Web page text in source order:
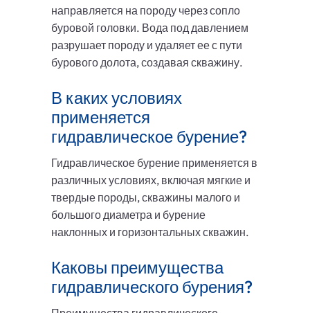
направляется на породу через сопло
буровой головки. Вода под давлением
разрушает породу и удаляет ее с пути
бурового долота, создавая скважину.
В каких условиях
применяется
гидравлическое бурение?
Гидравлическое бурение применяется в
различных условиях, включая мягкие и
твердые породы, скважины малого и
большого диаметра и бурение
наклонных и горизонтальных скважин.
Каковы преимущества
гидравлического бурения?